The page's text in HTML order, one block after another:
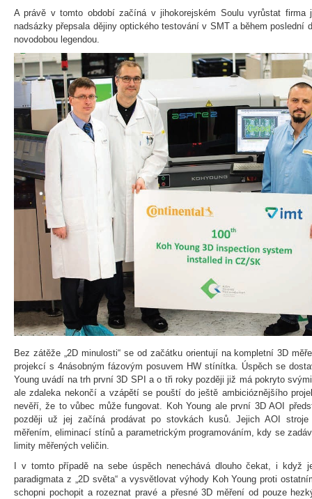
A právě v tomto období začíná v jihokorejském Soulu vyrůstat firma
nadsázky přepsala dějiny optického testování v SMT a během poslední
novodobou legendou.
Bez zátěže „2D minulosti“ se od začátku orientují na kompletní 3D
projekcí s 4násobným fázovým posuvem HW stínítka. Úspěch se
Young uvádí na trh první 3D SPI a o tři roky později již má pokryto
ale zdaleka nekončí a vzápětí se pouští do ještě ambicióznějšího
nevěří, že to vůbec může fungovat. Koh Young ale první 3D AOI
později už jej začíná prodávat po stovkách kusů. Jejich AOI
měřením, eliminací stínů a parametrickým programováním, kdy se
limity měřených veličin.
I v tomto případě na sebe úspěch nenechává dlouho čekat, i když
paradigmata z „2D světa“ a vysvětlovat výhody Koh Young proti
schopni pochopit a rozeznat pravé a přesné 3D měření od pouze